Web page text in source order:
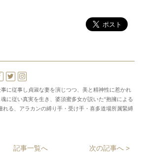
に従事し貞淑な妻を演じつつ、美と精神性に惹かれ
に従い真実を生き、婆須蜜多女が説いた“抱擁による
れる、アラカンの縛り手・受け手・喜多道場所属緊縛
記事一覧へ 次の記事へ >